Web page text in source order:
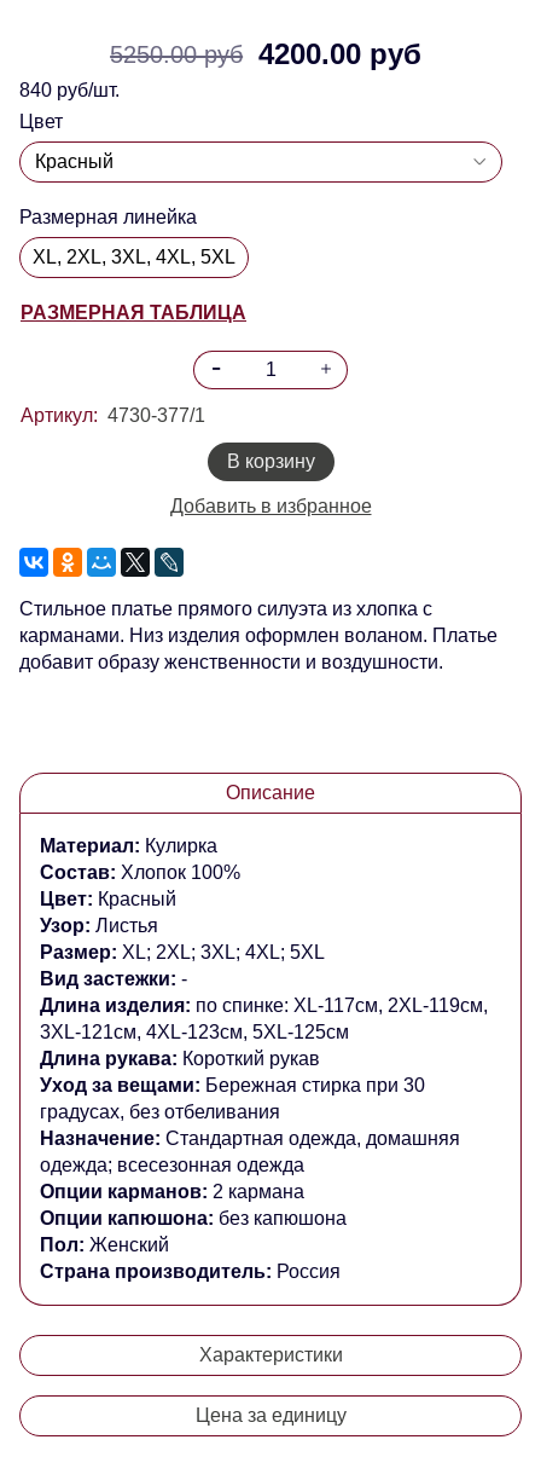
5250.00 руб 4200.00 руб
840 руб/шт.
Цвет
Размерная линейка
XL, 2XL, 3XL, 4XL, 5XL
РАЗМЕРНАЯ ТАБЛИЦА
Артикул: 4730-377/1
В корзину
Добавить в избранное
Стильное платье прямого силуэта из хлопка с
карманами. Низ изделия оформлен воланом. Платье
добавит образу женственности и воздушности.
Описание
Материал: Кулирка
Состав: Хлопок 100%
Цвет: Красный
Узор: Листья
Размер: XL; 2XL; 3XL; 4XL; 5XL
Вид застежки: -
Длина изделия: по спинке: XL-117см, 2XL-119см,
3XL-121см, 4XL-123см, 5XL-125см
Длина рукава: Короткий рукав
Уход за вещами: Бережная стирка при 30
градусах, без отбеливания
Назначение: Стандартная одежда, домашняя
одежда; всесезонная одежда
Опции карманов: 2 кармана
Опции капюшона: без капюшона
Пол: Женский
Страна производитель: Россия
Характеристики
Цена за единицу